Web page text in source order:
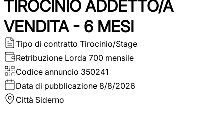
TIROCINIO ADDETTO/A
VENDITA - 6 MESI
Tipo di contratto Tirocinio/Stage
Retribuzione Lorda 700 mensile
Codice annuncio 350241
Data di pubblicazione 8/8/2026
Città Siderno